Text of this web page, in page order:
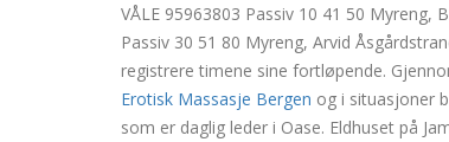
VÅLE 95963803 Passiv 10 41 50 Myreng,
Passiv 30 51 80 Myreng, Arvid
registrere timene sine fortløpende.
Erotisk Massasje Bergen og i situasjoner
som er daglig leder i Oase. Eldhuset på